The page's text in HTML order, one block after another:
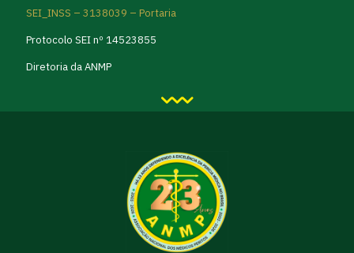
SEI_INSS – 3138039 – Portaria
Protocolo SEI nº 14523855
Diretoria da ANMP